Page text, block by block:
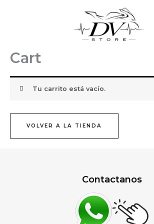
Cart
Tu carrito está vacío.
VOLVER A LA TIENDA
Contactanos